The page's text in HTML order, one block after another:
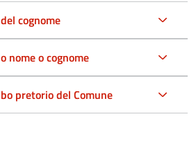
cognome
nome o cognome
pretorio del Comune